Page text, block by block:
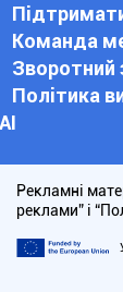
Команда
Зворотний
Політика
АІ
Рекламні
реклами” і